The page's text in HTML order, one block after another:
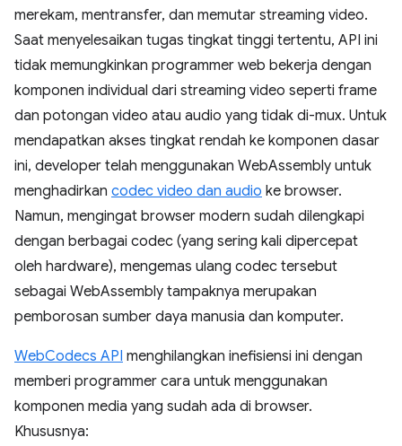
merekam, mentransfer, dan memutar streaming video.
Saat menyelesaikan tugas tingkat tinggi tertentu, API ini
tidak memungkinkan programmer web bekerja dengan
komponen individual dari streaming video seperti frame
dan potongan video atau audio yang tidak di-mux. Untuk
mendapatkan akses tingkat rendah ke komponen dasar
ini, developer telah menggunakan WebAssembly untuk
menghadirkan codec video dan audio ke browser.
Namun, mengingat browser modern sudah dilengkapi
dengan berbagai codec (yang sering kali dipercepat
oleh hardware), mengemas ulang codec tersebut
sebagai WebAssembly tampaknya merupakan
pemborosan sumber daya manusia dan komputer.
WebCodecs API menghilangkan inefisiensi ini dengan
memberi programmer cara untuk menggunakan
komponen media yang sudah ada di browser.
Khususnya: